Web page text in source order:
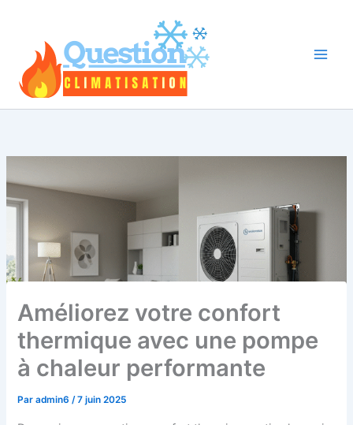
Améliorez votre confort
thermique avec une pompe
à chaleur performante
Paradmin6/7 juin 2025